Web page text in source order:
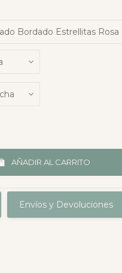
AÑADIR AL CARRITO
Envíos y Devoluciones